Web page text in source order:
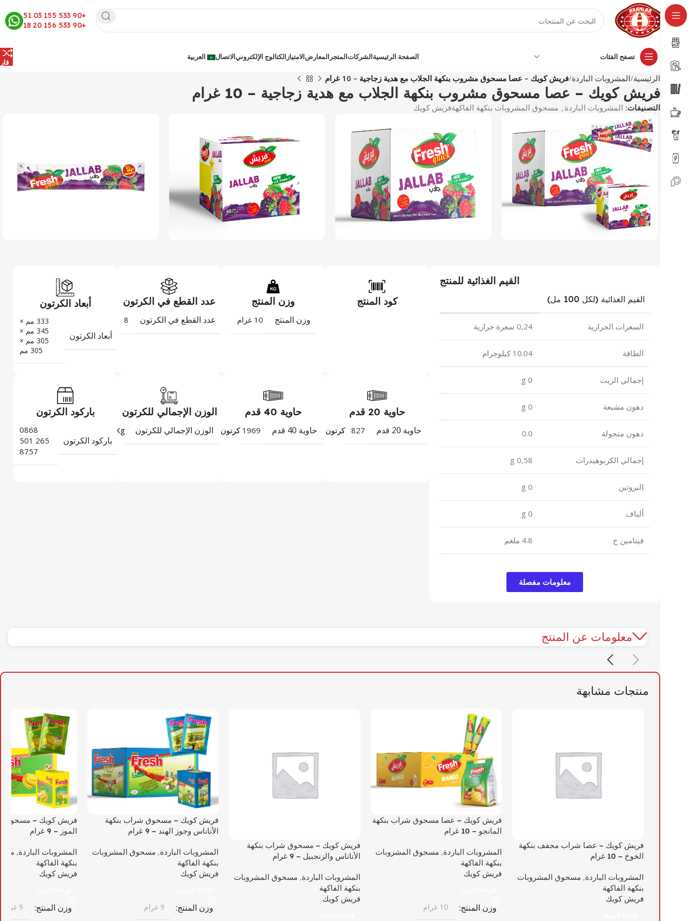
+90 533 155 03 51
+90 533 156 20 18
تصفح الفئات الصفحة الرئيسيةالشركاتالمتجر المعارضالامتياز الكتالوج الإلكترونيالاتصال العربية
الرئيسية المشروبات الباردة فريش كويك – عصا مسحوق مشروب بنكهة الجلاب مع هدية زجاجية – 10 غرام
فريش كويك – عصا مسحوق مشروب بنكهة الجلاب مع هدية زجاجية – 10 غرام
التصنيفات: المشروبات الباردة , مسحوق المشروبات بنكهة الفاكهةفريش كويك
القيم الغذائية للمنتج
القيم الغذائية (لكل 100 مل)
السعرات الحرارية 0,24 سعرة حرارية
الطاقة 10.04 كيلوجرام
إجمالي الزيت 0 g
دهون مشبعة 0 g
دهون متحولة 0.0
إجمالي الكربوهيدرات 0,58 g
البروتين 0 g
ألياف 0 g
فيتامين ج 4.8 ملغم
معلومات مفصلة
كود المنتج وزن المنتج
وزن المنتج 10 غرام
عدد القطع في الكرتون
عدد القطع في الكرتون 8
أبعاد الكرتون
أبعاد الكرتون
333 مم ×
345 مم ×
305 مم ×
305 مم
حاوية 20 قدم
حاوية 20 قدم 827 كرتون
حاوية 40 قدم
حاوية 40 قدم 1969 كرتون
الوزن الإجمالي للكرتون
الوزن الإجمالي للكرتون 5,497
Kg
باركود الكرتون
باركود الكرتون
0868
265 501
8757
معلومات عن المنتج
منتجات مشابهة
فريش كويك – عصا شراب مجفف بنكهة
الخوخ – 10 غرام
المشروبات الباردة, مسحوق المشروبات
بنكهة الفاكهة
فريش كويك
فريش كويك – عصا مسحوق شراب بنكهة
المانجو – 10 غرام
المشروبات الباردة, مسحوق المشروبات
بنكهة الفاكهة
فريش كويك
وزن المنتج 10 غرام
فريش كويك – مسحوق شراب بنكهة
الأناناس والزنجبيل – 9 غرام
المشروبات الباردة, مسحوق المشروبات
بنكهة الفاكهة
فريش كويك
فريش كويك – مسحوق شراب بنكهة
الأناناس وجوز الهند – 9 غرام
المشروبات الباردة, مسحوق المشروبات
بنكهة الفاكهة
فريش كويك
وزن المنتج 9 غرام
فريش كويك – مسحوق
الموز – 9 غرام
المشروبات الباردة,
بنكهة الفاكهة
فريش كويك
وزن المنتج 9 غرام